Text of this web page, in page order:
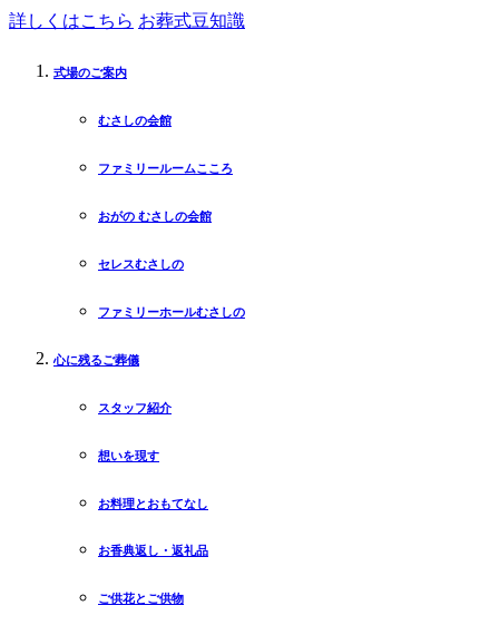
詳しくはこちら お葬式豆知識
式場のご案内
むさしの会館
ファミリールームこころ
おがの むさしの会館
セレスむさしの
ファミリーホールむさしの
心に残るご葬儀
スタッフ紹介
想いを現す
お料理とおもてなし
お香典返し・返礼品
ご供花とご供物